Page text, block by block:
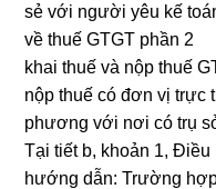
sẻ với người yêu kế
về thuế GTGT phần 2
khai thuế và nộp thuế
nộp thuế có đơn vị trực
phương với nơi có trụ
Tại tiết b, khoản 1, Điều
hướng dẫn: Trường